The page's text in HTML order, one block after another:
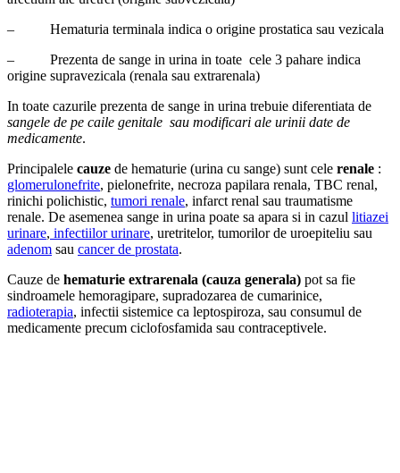
– Hematuria terminala indica o origine prostatica sau vezicala
– Prezenta de sange in urina in toate cele 3 pahare indica
origine supravezicala (renala sau extrarenala)
In toate cazurile prezenta de sange in urina trebuie diferentiata de
sangele de pe caile genitale sau modificari ale urinii date de
medicamente.
Principalele cauze de hematurie (urina cu sange) sunt cele renale :
glomerulonefrite, pielonefrite, necroza papilara renala, TBC renal,
rinichi polichistic, tumori renale, infarct renal sau traumatisme
renale. De asemenea sange in urina poate sa apara si in cazul litiazei
urinare, infectiilor urinare, uretritelor, tumorilor de uroepiteliu sau
adenom sau cancer de prostata.
Cauze de hematurie extrarenala (cauza generala) pot sa fie
sindroamele hemoragipare, supradozarea de cumarinice,
radioterapia, infectii sistemice ca leptospiroza, sau consumul de
medicamente precum ciclofosfamida sau contraceptivele.